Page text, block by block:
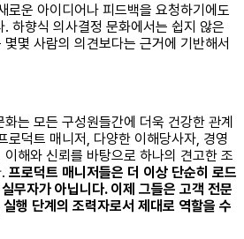
로운 아이디어나 피드백을 요청하기에도
하향식 의사결정 문화에서는 쉽지 않은
몇 사람의 의견보다는 근거에 기반해서
는 모든 구성원들간에 더욱 건강한 관계
로덕트 매니저, 다양한 이해당사자, 경영
해와 신뢰를 바탕으로 하나의 견고한 조
프로덕트 매니저들은 더 이상 단순히 로드
무자가 아닙니다. 이제 그들은 고객 전문
행 단계의 조력자로서 제대로 역할을 수